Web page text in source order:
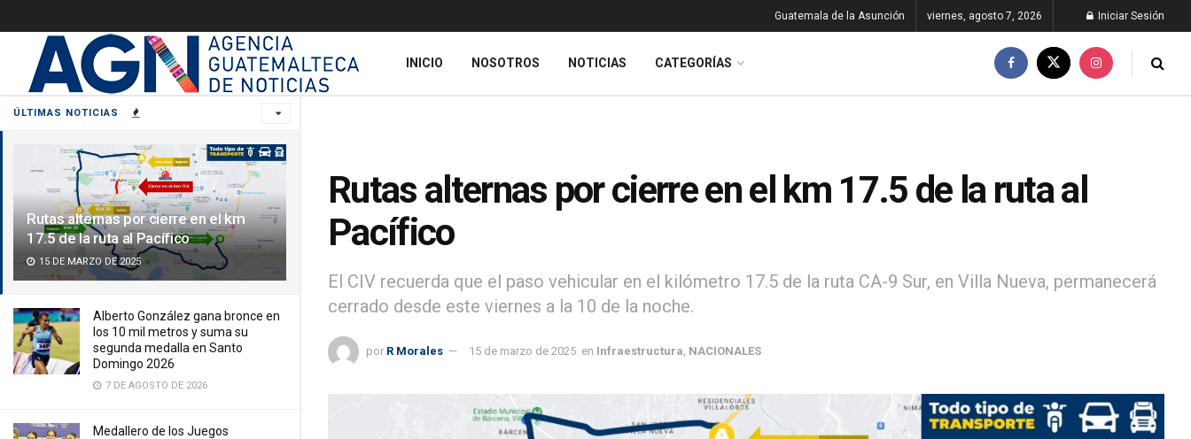
ÚLTIMAS NOTICIAS
Rutas alternas por cierre en el km
17.5 de la ruta al Pacífico
15 DE MARZO DE 2025
Alberto González gana bronce en
los 10 mil metros y suma su
segunda medalla en Santo
Domingo 2026
7 DE AGOSTO DE 2026
Medallero de los Juegos
Guatemala de la Asunción viernes, agosto 7, 2026 Iniciar Sesión
INICIO NOSOTROS NOTICIAS CATEGORÍAS
Rutas alternas por cierre en el km 17.5 de la ruta al
Pacífico
El CIV recuerda que el paso vehicular en el kilómetro 17.5 de la ruta CA-9 Sur, en Villa Nueva, permanecerá
cerrado desde este viernes a la 10 de la noche.
por R Morales 15 de marzo de 2025 en Infraestructura NACIONALES